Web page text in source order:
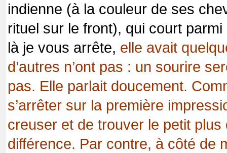
indienne (à la couleur de ses
rituel sur le front), qui court
là je vous arrête, elle avait
d’autres n’ont pas : un sourire
pas. Elle parlait doucement.
s’arrêter sur la première
creuser et de trouver le petit plus
différence. Par contre, à côté de